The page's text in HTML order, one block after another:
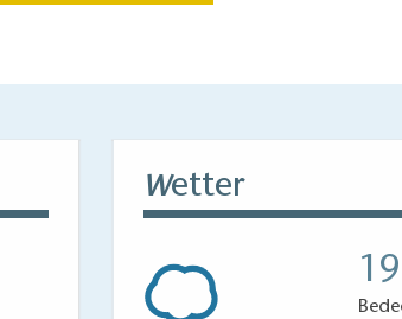
Wetter
19